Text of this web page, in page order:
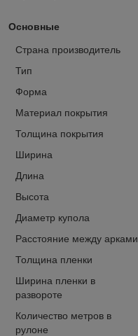
Основные
Страна производитель
Тип
Форма
Материал покрытия
Толщина покрытия
Ширина
Длина
Высота
Диаметр купола
Расстояние между арками
Толщина пленки
Ширина пленки в
развороте
Количество метров в
рулоне